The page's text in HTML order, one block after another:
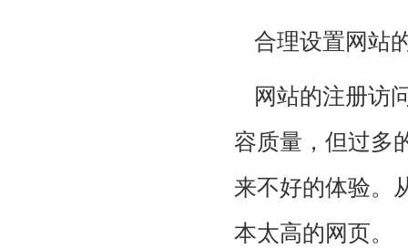
合理设置网站
网站的注册访
容质量，但过多
来不好的体验。
本太高的网页。